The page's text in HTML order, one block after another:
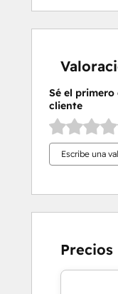
Sé el
cliente
Escribe una
Precios